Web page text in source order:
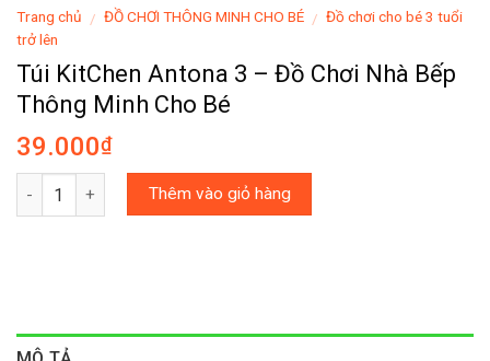
Trang chủ / ĐỒ CHƠI THÔNG MINH CHO BÉ / Đồ chơi cho bé 3 tuổi
trở lên
Túi KitChen Antona 3 – Đồ Chơi Nhà Bếp
Thông Minh Cho Bé
39.000₫
Số lượng Thêm vào giỏ hàng